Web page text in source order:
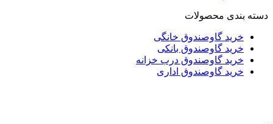
دسته بندی محصولات
خرید گاوصندوق خانگی
خرید گاوصندوق بانکی
خرید گاوصندوق درب خزانه
خرید گاوصندوق اداری